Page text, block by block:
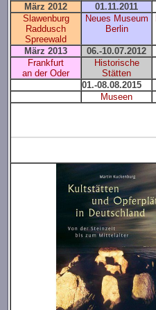
März 2012 01.11.2011
Slawenburg
Raddusch
Spreewald
Neues Museum
Berlin
März 2013
06.-10.07.2012
Frankfurt
an der Oder
Historische
Stätten
01.-08.08.2015
Museen